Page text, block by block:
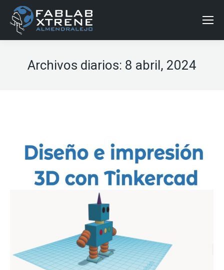
Archivos diarios: 8 abril, 2024